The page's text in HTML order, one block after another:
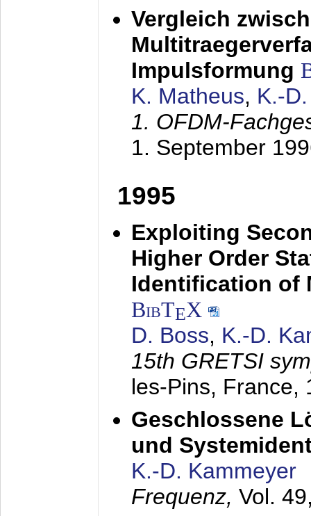
Vergleich
Impulsformung
K. Matheus, K.-
1. OFDM-
1. September
1995
Exploiting
Higher Order
Identification of
BibTEX
D. Boss, K.-D.
15th GRETSI
les-Pins, France,
Geschlossene
und
K.-D. Kammeyer
Frequenz, Vol.